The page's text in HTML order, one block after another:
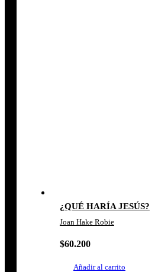
¿QUÉ HARÍA JESÚS?
Joan Hake Robie
$60.200
Añadir al carrito